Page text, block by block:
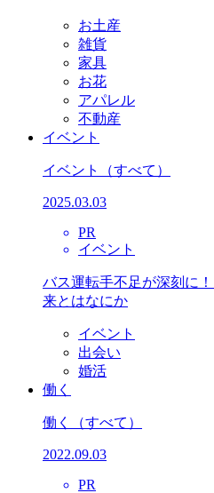
お土産
雑貨
家具
お花
アパレル
不動産
イベント
イベント （すべて）
2025.03.03
PR
イベント
バス運転手不足が深刻に
来とはなにか
イベント
出会い
婚活
働く
働く （すべて）
2022.09.03
PR